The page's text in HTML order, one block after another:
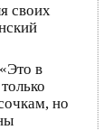
своих
в
но